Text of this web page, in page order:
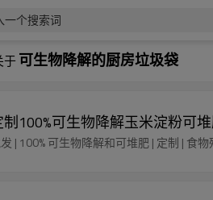
一个搜索词
于可生物降解的厨房垃圾袋
制100%可生物降解玉米淀粉
| 100% 可生物降解和可堆肥 | 定制 | 食